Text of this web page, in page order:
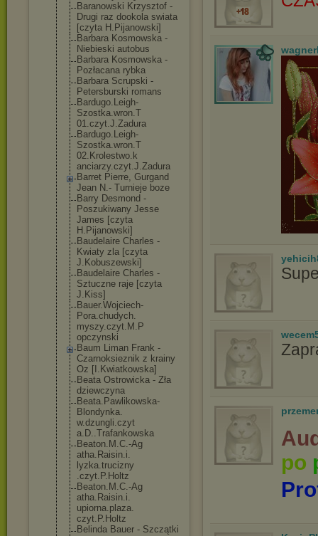
Baranowski Krzysztof -
Drugi raz dookola swiata
[czyta H.Pijanowski]
Barbara Kosmowska -
Niebieski autobus
Barbara Kosmowska -
Pozłacana rybka
Barbara Scrupski -
Petersburski romans
Bardugo.Leigh-
Szostka.wron.T
01.czyt.J.Zadura
Bardugo.Leigh-
Szostka.wron.T
02.Krolestwo.k
anciarzy.czyt.J.Zadura
Barret Pierre, Gurgand
Jean N.- Turnieje boze
Barry Desmond -
Poszukiwany Jesse
James [czyta
H.Pijanowski]
Baudelaire Charles -
Kwiaty zla [czyta
J.Kobuszewski]
Baudelaire Charles -
Sztuczne raje [czyta
J.Kiss]
Bauer.Wojciech-
Pora.chudych.
myszy.czyt.M.P
opczynski
Baum Liman Frank -
Czarnoksieznik z krainy
Oz [I.Kwiatkowska]
Beata Ostrowicka - Zła
dziewczyna
Beata.Pawlikowska-
Blondynka.
w.dzungli.czyt
a.D..Trafankowska
Beaton.M.C.-Ag
atha.Raisin.i.
lyzka.trucizny
.czyt.P.Holtz
Beaton.M.C.-Ag
atha.Raisin.i.
upiorna.plaza.
czyt.P.Holtz
Belinda Bauer - Szczątki
po